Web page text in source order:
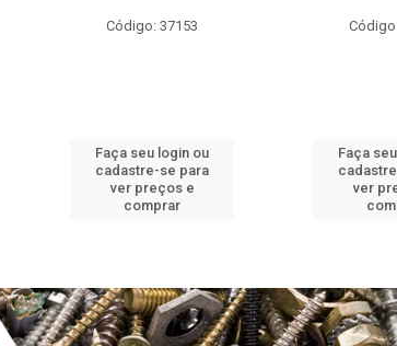
Código: 37153
Faça seu login ou
cadastre-se para
ver preços e
comprar
Faça
ver